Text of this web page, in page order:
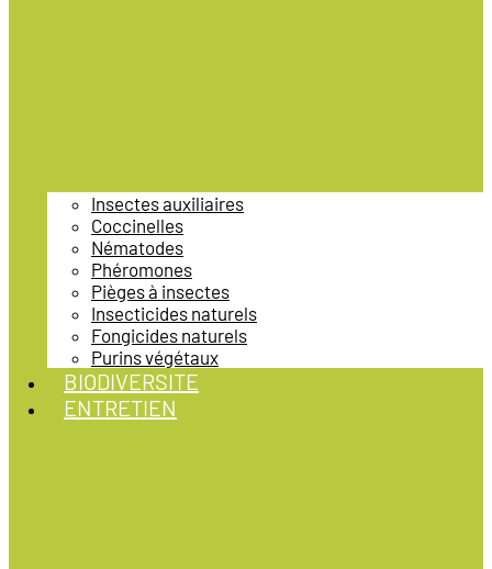
Insectes auxiliaires
Coccinelles
Nématodes
Phéromones
Pièges à insectes
Insecticides naturels
Fongicides naturels
Purins végétaux
BIODIVERSITE
ENTRETIEN